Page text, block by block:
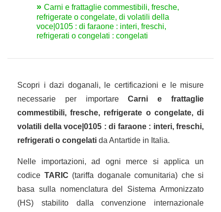
Carni e frattaglie commestibili, fresche,
refrigerate o congelate, di volatili della
voce|0105 : di faraone : interi, freschi,
refrigerati o congelati : congelati
Scopri i dazi doganali, le certificazioni e le misure
necessarie per importareCarni e frattaglie
commestibili, fresche, refrigerate o congelate, di
volatili della voce|0105 : di faraone : interi, freschi,
refrigerati o congelati da Antartide in Italia.
Nelle importazioni, ad ogni merce si applica un
codice TARIC (tariffa doganale comunitaria) che si
basa sulla nomenclatura del Sistema Armonizzato
(HS) stabilito dalla convenzione internazionale